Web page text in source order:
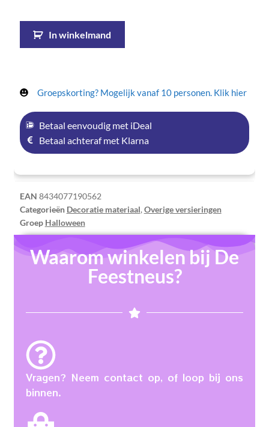
In winkelmand
Groepskorting? Mogelijk vanaf 10 personen. Klik hier
Betaal eenvoudig met iDeal
Betaal achteraf met Klarna
EAN 8434077190562
Categorieën Decoratie materiaal, Overige versieringen
Groep Halloween
Waarom winkelen bij De
Feestneus?
Vragen? Neem contact op, of loop bij ons
binnen.